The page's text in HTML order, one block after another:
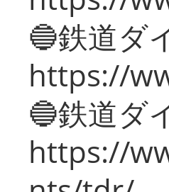
🔵鉄道ダ
https://
🔵鉄道ダ
https://